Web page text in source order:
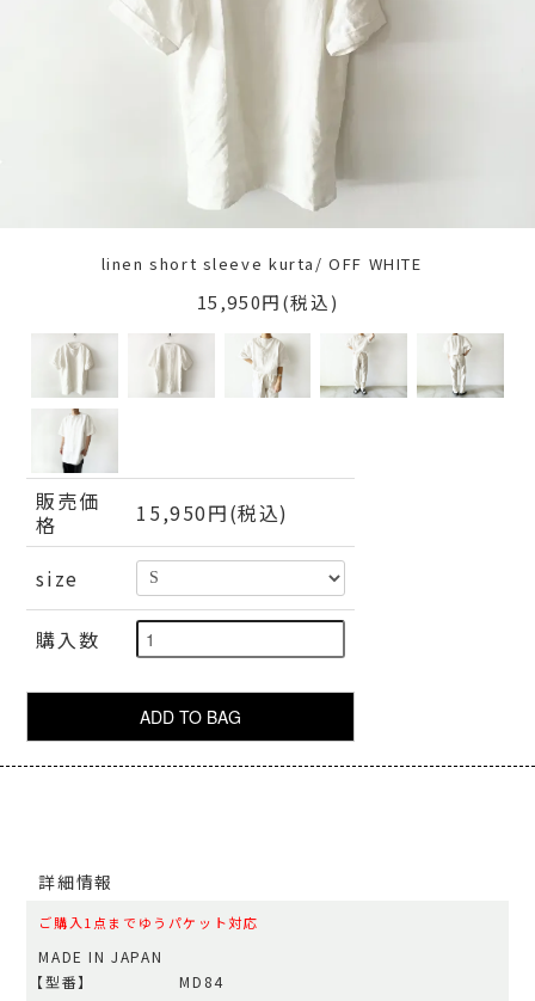
linen short sleeve kurta/ OFF WHITE
15,950円(税込)
販売価
格
15,950円(税込)
size
購入数
詳細情報
ご購入1点までゆうパケット対応
MADE IN JAPAN
【型番】
MD84